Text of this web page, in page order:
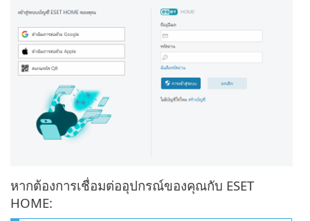
หากต้องการเชื่อมต่ออุปกรณ์ของคุณกับ ESET
HOME: